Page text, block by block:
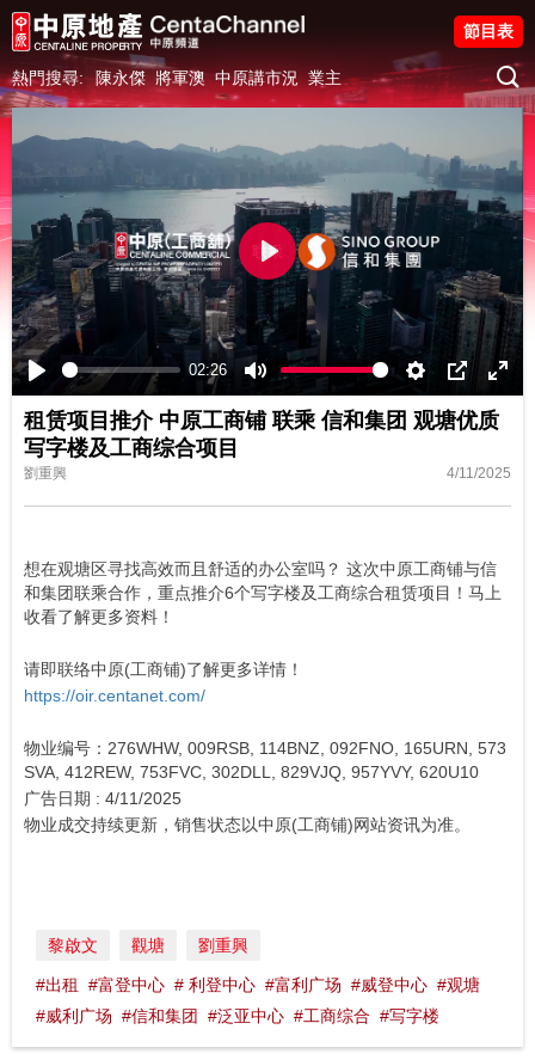
熱門搜尋: 陳永傑 將軍澳 中原講市況 業主
節目表
Play
02:26
Mute Settings
PIP
Play
租赁项目推介 中原工商铺 联乘 信和集团 观塘优质
写字楼及工商综合项目
劉重興 4/11/2025
想在观塘区寻找高效而且舒适的办公室吗？ 这次中原工商铺与信
和集团联乘合作，重点推介6个写字楼及工商综合租赁项目！马上
收看了解更多资料！
请即联络中原(工商铺)了解更多详情！
https://oir.centanet.com/
物业编号：276WHW, 009RSB, 114BNZ, 092FNO, 165URN, 573
SVA, 412REW, 753FVC, 302DLL, 829VJQ, 957YVY, 620U10
广告日期 : 4/11/2025
物业成交持续更新，销售状态以中原(工商铺)网站资讯为准。
黎啟文 觀塘 劉重興
#出租 #富登中心 # 利登中心 #富利广场 #威登中心 #观塘
#威利广场 #信和集团 #泛亚中心 #工商综合 #写字楼